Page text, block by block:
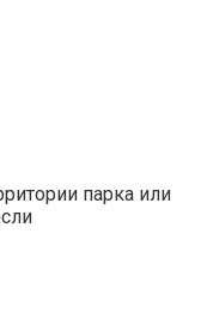
парка или